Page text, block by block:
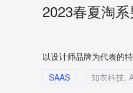
2023春夏淘
SAAS